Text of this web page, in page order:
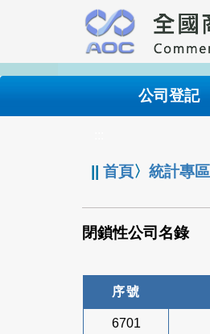
要
內
公司登記
||首頁〉統計專區
閉鎖性公司名錄
序號
6701